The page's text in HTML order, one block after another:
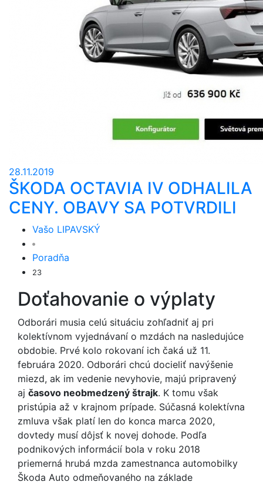
28.11.2019
ŠKODA OCTAVIA IV ODHALILA
CENY. OBAVY SA POTVRDILI
Vašo LIPAVSKÝ
Poradňa
23
Doťahovanie o výplaty
Odborári musia celú situáciu zohľadniť aj pri
kolektívnom vyjednávaní o mzdách na nasledujúce
obdobie. Prvé kolo rokovaní ich čaká už 11.
februára 2020. Odborári chcú docieliť navýšenie
miezd, ak im vedenie nevyhovie, majú pripravený
aj časovo neobmedzený štrajk. K tomu však
pristúpia až v krajnom prípade. Súčasná kolektívna
zmluva však platí len do konca marca 2020,
dovtedy musí dôjsť k novej dohode. Podľa
podnikových informácií bola v roku 2018
priemerná hrubá mzda zamestnanca automobilky
Škoda Auto odmeňovaného na základe